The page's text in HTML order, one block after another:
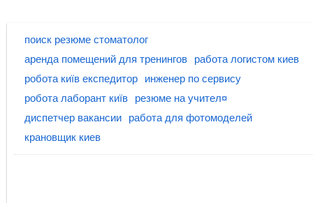
поиск резюме стоматолог
аренда помещений для тренингов
работа логистом киев
робота київ експедитор
инженер по сервису
робота лаборант київ
резюме на учител¤
диспетчер вакансии
работа для фотомоделей
крановщик киев